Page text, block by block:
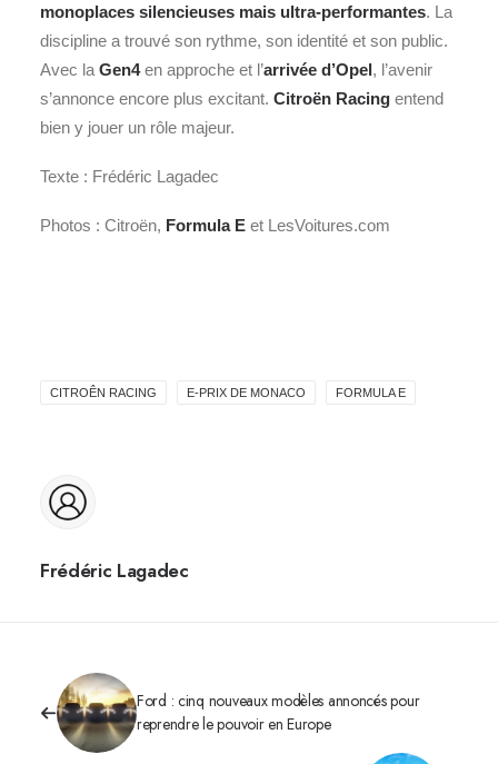
monoplaces silencieuses mais ultra‑performantes. La
discipline a trouvé son rythme, son identité et son public.
Avec la Gen4en approche et l’arrivée d’Opel, l’avenir
s’annonce encore plus excitant. Citroën Racing entend
bien y jouer un rôle majeur.
Texte : Frédéric Lagadec
Photos : Citroën, Formula E et LesVoitures.com
CITROÊN RACING E-PRIX DE MONACO FORMULA E
Frédéric Lagadec
Ford : cinq nouveaux modèles annoncés pour
reprendre le pouvoir en Europe